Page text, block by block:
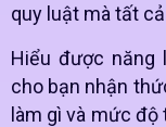
quy luật mà tất
Hiểu được năng
cho bạn nhận
làm gì và mức độ